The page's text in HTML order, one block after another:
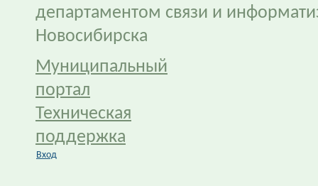
департаментом связи и
Новосибирска
Муниципальный
портал
Техническая
поддержка
Вход